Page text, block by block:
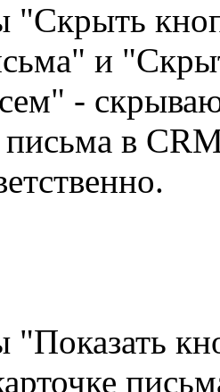
"Скрыть
и
-
в
"Показать